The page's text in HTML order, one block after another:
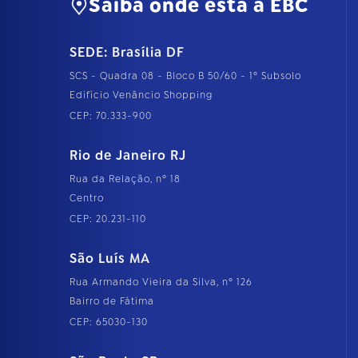
Saiba onde está a EBC
SEDE: Brasília DF
SCS - Quadra 08 - Bloco B 50/60 - 1º Subsolo
Edifício Venâncio Shopping
CEP: 70.333-900
Rio de Janeiro RJ
Rua da Relação, nº 18
Centro
CEP: 20.231-110
São Luís MA
Rua Armando Vieira da Silva, nº 126
Bairro de Fátima
CEP: 65030-130